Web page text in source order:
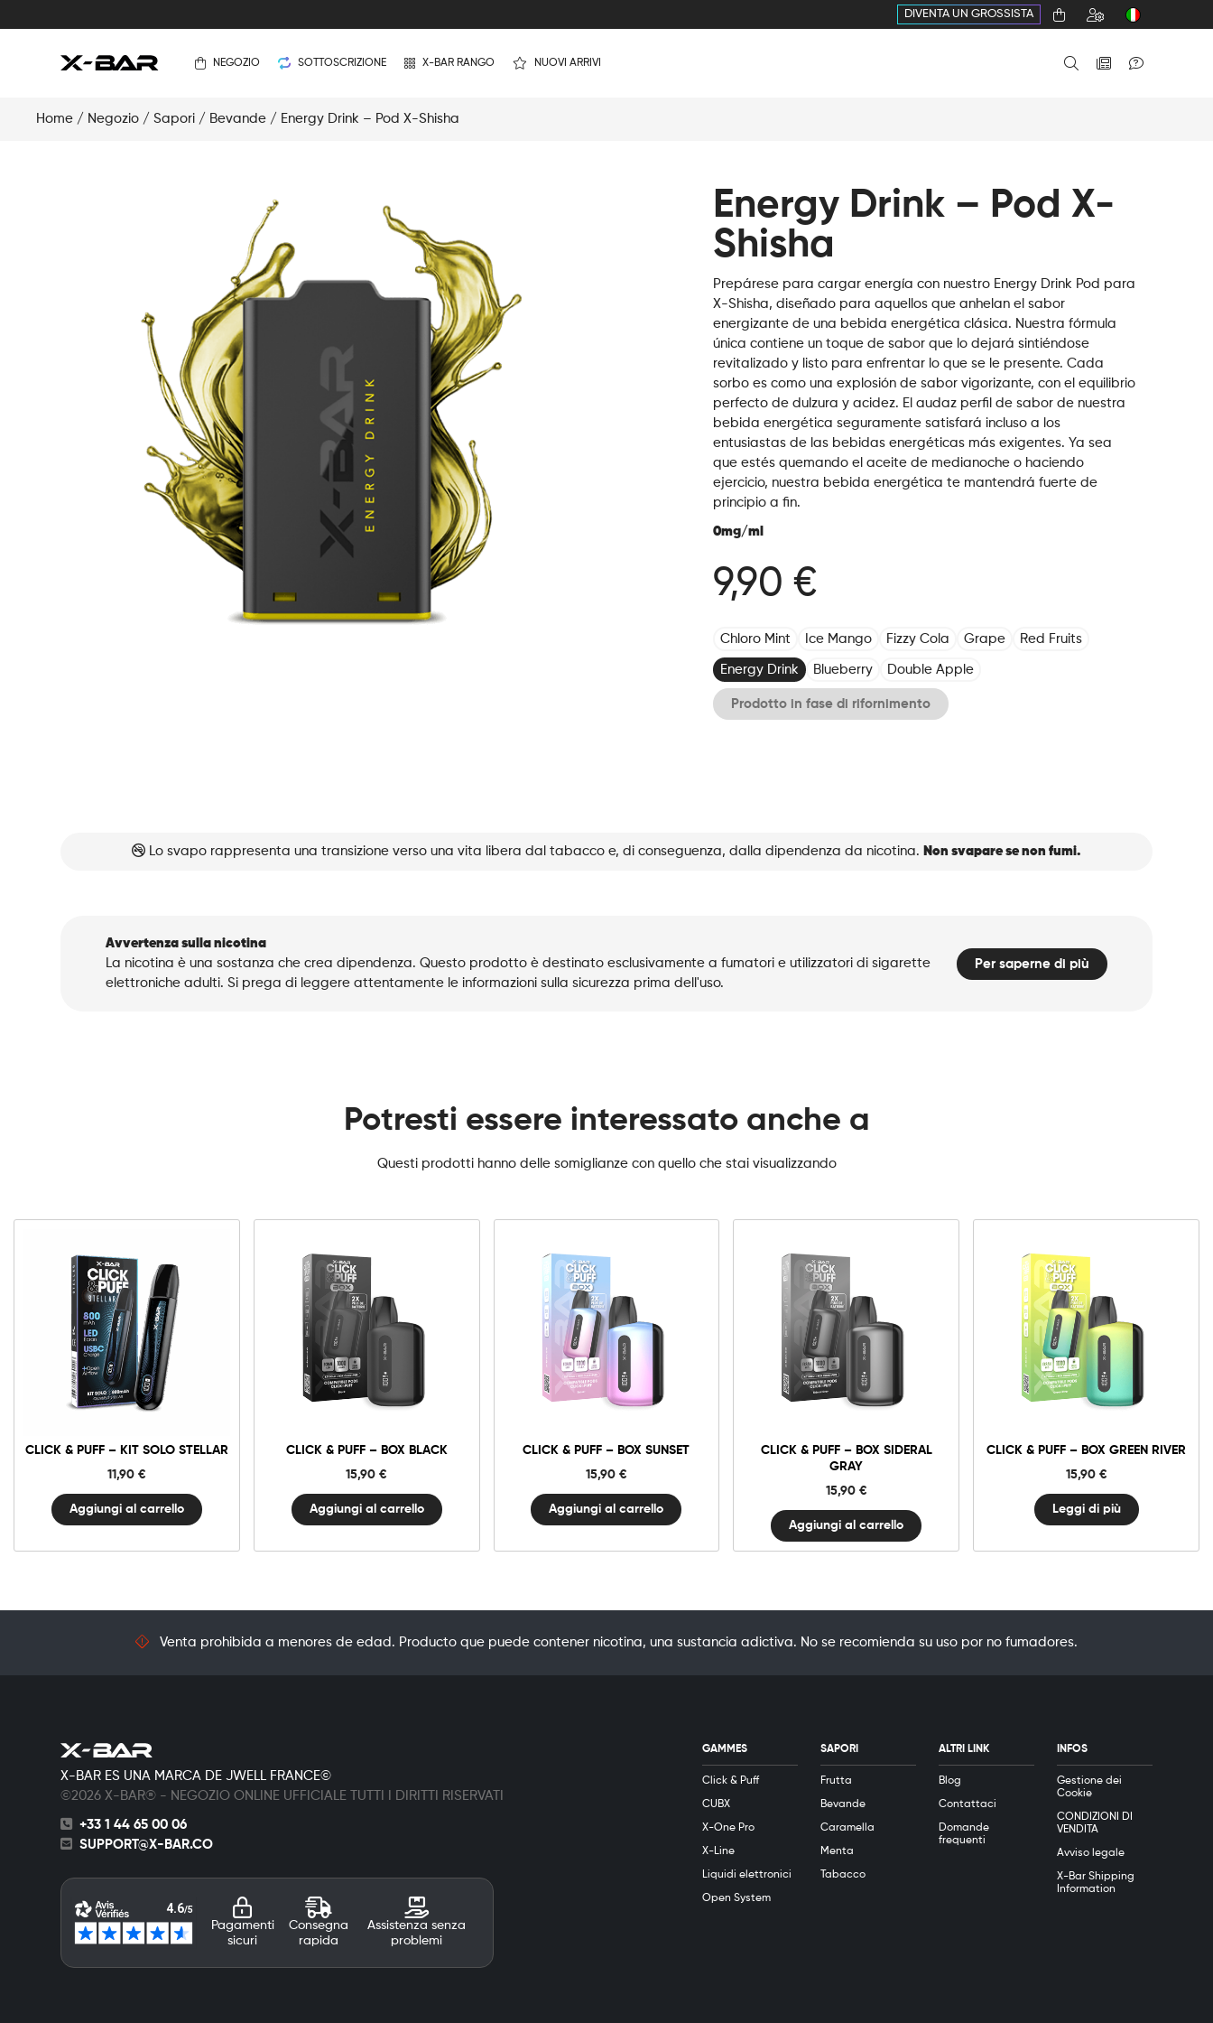
DIVENTA UN GROSSISTA
NEGOZIO SOTTOSCRIZIONE X-BAR RANGO NUOVI ARRIVI
Home / Negozio / Sapori / Bevande / Energy Drink – Pod X-Shisha
Energy Drink – Pod X-
Shisha
Prepárese para cargar energía con nuestro Energy Drink Pod para
X-Shisha, diseñado para aquellos que anhelan el sabor
energizante de una bebida energética clásica. Nuestra fórmula
única contiene un toque de sabor que lo dejará sintiéndose
revitalizado y listo para enfrentar lo que se le presente. Cada
sorbo es como una explosión de sabor vigorizante, con el equilibrio
perfecto de dulzura y acidez. El audaz perfil de sabor de nuestra
bebida energética seguramente satisfará incluso a los
entusiastas de las bebidas energéticas más exigentes. Ya sea
que estés quemando el aceite de medianoche o haciendo
ejercicio, nuestra bebida energética te mantendrá fuerte de
principio a fin.
0mg/ml
9,90 €
Chloro Mint Ice Mango Fizzy Cola Grape Red Fruits
Energy Drink Blueberry Double Apple
Prodotto in fase di rifornimento
Lo svapo rappresenta una transizione verso una vita libera dal tabacco e, di conseguenza, dalla dipendenza da nicotina. Non svapare se non fumi.
Avvertenza sulla nicotina
La nicotina è una sostanza che crea dipendenza. Questo prodotto è destinato esclusivamente a fumatori e utilizzatori di sigarette
elettroniche adulti. Si prega di leggere attentamente le informazioni sulla sicurezza prima dell'uso.
Per saperne di più
Potresti essere interessato anche a
Questi prodotti hanno delle somiglianze con quello che stai visualizzando
CLICK & PUFF – KIT SOLO STELLAR
11,90 €
Click
Puff
-
Kit
quantità
Aggiungi al carrello
CLICK & PUFF – BOX BLACK
15,90€
Click
–
Box
Aggiungi al carrello
CLICK & PUFF – BOX SUNSET
15,90 €
Click
Box
Aggiungi al carrello
CLICK & PUFF – BOX SIDERAL
GRAY
15,90 €
Click
Puff
–
Box
quantità
Aggiungi al carrello
CLICK & PUFF – BOX GREEN RIVER
15,90 €
Leggi di più
Venta prohibida a menores de edad. Producto que puede contener nicotina, una sustancia adictiva. No se recomienda su uso por no fumadores.
X-BAR ES UNA MARCA DE JWELL FRANCE©
©2026 X-BAR® - NEGOZIO ONLINE UFFICIALE TUTTI I DIRITTI RISERVATI
+33 1 44 65 00 06
SUPPORT@X-BAR.CO
Pagamenti
sicuri
Consegna
rapida
Assistenza senza
problemi
GAMMES
Click & Puff
CUBX
X-One Pro
X-Line
Liquidi elettronici
Open System
SAPORI
Frutta
Bevande
Caramella
Menta
Tabacco
ALTRI LINK
Blog
Contattaci
Domande
frequenti
INFOS
Gestione dei
Cookie
CONDIZIONI DI
VENDITA
Avviso legale
X-Bar Shipping
Information